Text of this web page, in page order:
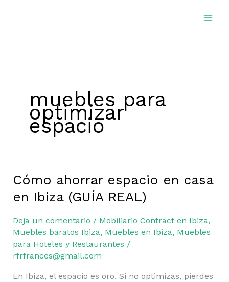
muebles para
optimizar
espacio
Cómo ahorrar espacio en casa
en Ibiza (GUÍA REAL)
Deja un comentario / Mobiliario Contract en Ibiza,
Muebles baratos Ibiza, Muebles en Ibiza, Muebles
para Hoteles y Restaurantes /
rfrfrances@gmail.com
En Ibiza, el espacio es oro. Si no optimizas, pierdes
Cómo
ahorrar
espacio
en
casa
en
Ibiza